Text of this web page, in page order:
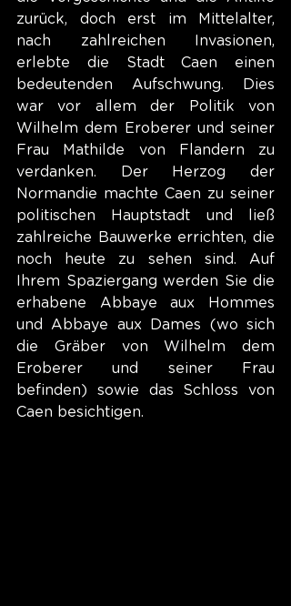
zurück, doch erst im Mittelalter,
nach zahlreichen Invasionen,
erlebte die Stadt Caen einen
bedeutenden Aufschwung. Dies
war vor allem der Politik von
Wilhelm dem Eroberer und seiner
Frau Mathilde von Flandern zu
verdanken. Der Herzog der
Normandie machte Caen zu seiner
politischen Hauptstadt und ließ
zahlreiche Bauwerke errichten, die
noch heute zu sehen sind. Auf
Ihrem Spaziergang werden Sie die
erhabene Abbaye aux Hommes
und Abbaye aux Dames (wo sich
die Gräber von Wilhelm dem
Eroberer und seiner Frau
befinden) sowie das Schloss von
Caen besichtigen.